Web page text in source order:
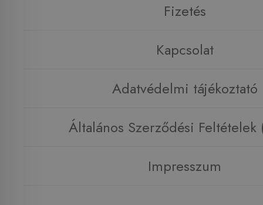
Fizetés
Kapcsolat
Adatvédelmi tájékoztató
Általános Szerződési Feltételek
Impresszum